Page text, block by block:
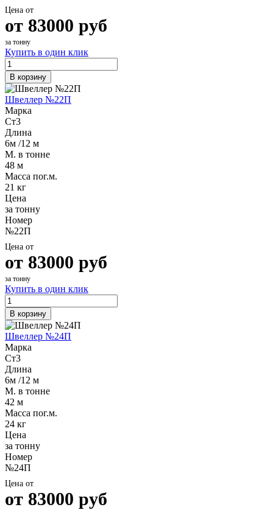
Цена от
от 83000 руб
за тонну
Купить в один клик
В корзину
Швеллер №22П
Марка
Ст3
Длина
6м /12 м
М. в тонне
48 м
Масса пог.м.
21 кг
Цена
за тонну
Номер
№22П
Цена от
от 83000 руб
за тонну
Купить в один клик
В корзину
Швеллер №24П
Марка
Ст3
Длина
6м /12 м
М. в тонне
42 м
Масса пог.м.
24 кг
Цена
за тонну
Номер
№24П
Цена от
от 83000 руб